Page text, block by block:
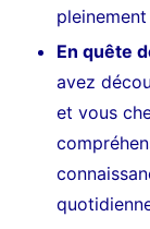
En quête
avez
et vous